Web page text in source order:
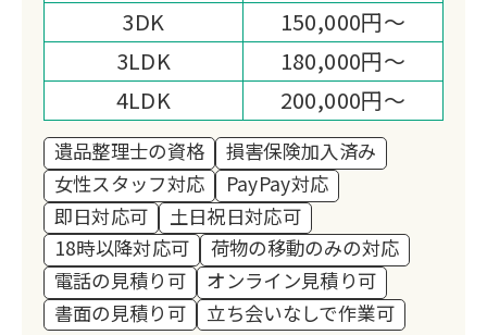
3DK
150,000円～
3LDK
180,000円～
4LDK
200,000円～
遺品整理士の資格
損害保険加入済み
女性スタッフ対応
PayPay対応
即日対応可
土日祝日対応可
18時以降対応可
荷物の移動のみの対応
電話の見積り可
オンライン見積り可
書面の見積り可
立ち会いなしで作業可